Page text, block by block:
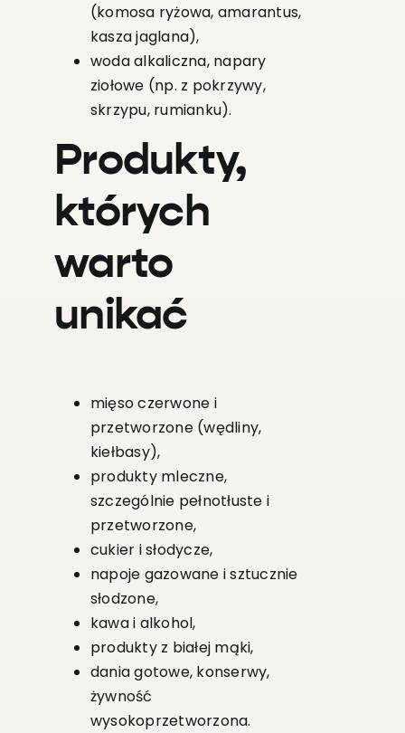
(komosa ryżowa, amarantus,
kasza jaglana),
woda alkaliczna, napary
ziołowe (np. z pokrzywy,
skrzypu, rumianku).
Produkty,
których
warto
unikać
mięso czerwone i
przetworzone (wędliny,
kiełbasy),
produkty mleczne,
szczególnie pełnotłuste i
przetworzone,
cukier i słodycze,
napoje gazowane i sztucznie
słodzone,
kawa i alkohol,
produkty z białej mąki,
dania gotowe, konserwy,
żywność
wysokoprzetworzona.